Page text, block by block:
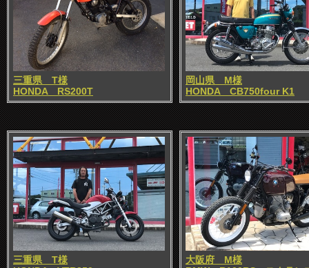
三重県 T様
HONDA RS200T
岡山県 M様
HONDA CB750four K1
三重県 T様
大阪府 M様